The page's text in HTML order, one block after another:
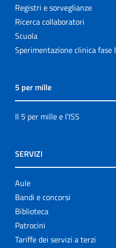
Registri e sorveglianze
Ricerca collaboratori
Scuola
Sperimentazione clinica fase I
5 per mille
Il 5 per mille e l'ISS
SERVIZI
Aule
Bandi e concorsi
Biblioteca
Patrocini
Tariffe dei servizi a terzi